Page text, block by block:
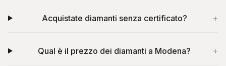
Acquistate diamanti senza certificato? +
Qual è il prezzo dei diamanti a Modena? +